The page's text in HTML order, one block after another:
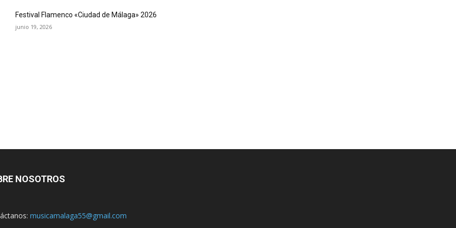
Festival Flamenco «Ciudad de Málaga» 2026
junio 19, 2026
NOSOTROS
musicamalaga55@gmail.com